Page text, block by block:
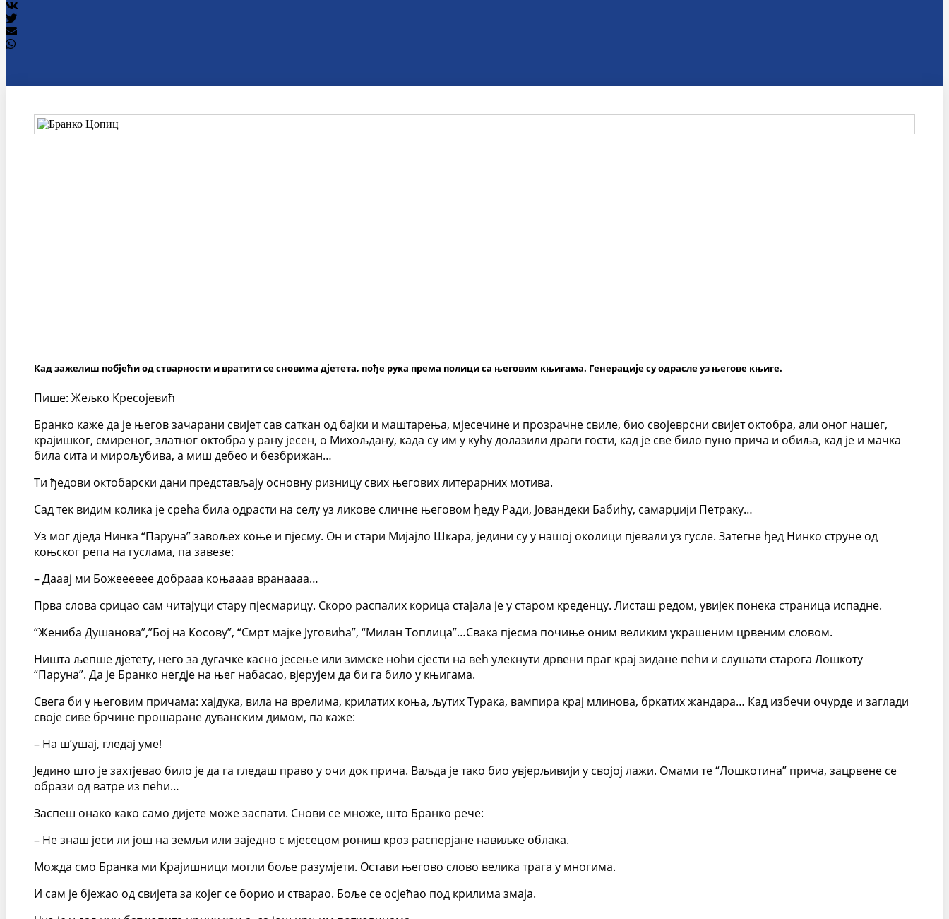
Кад зажелиш побјећи од стварности и вратити се сновима дјетета, пође рука према полици са његовим књигама. Генерације су одрасле уз његове књиге.
Пише: Жељко Кресојевић
Бранко каже да је његов зачарани свијет сав саткан од бајки и маштарења, мјесечине и прозрачне свиле, био својеврсни свијет октобра, али оног нашег,
крајишког, смиреног, златног октобра у рану јесен, о Михољдану, када су им у кућу долазили драги гости, кад је све било пуно прича и обиља, кад је и мачка
била сита и мирољубива, а миш дебео и безбрижан…
Ти ђедови октобарски дани представљају основну ризницу свих његових литерарних мотива.
Сад тек видим колика је срећа била одрасти на селу уз ликове сличне његовом ђеду Ради, Јовандеки Бабићу, самарџији Петраку…
Уз мог дједа Нинка “Паруна” завољех коње и пјесму. Он и стари Мијајло Шкара, једини су у нашој околици пјевали уз гусле. Затегне ђед Нинко струне од
коњског репа на гуслама, па завезе:
– Дааај ми Божееееее добрааа коњаааа вранаааа…
Прва слова срицао сам читајуци стару пјесмарицу. Скоро распалих корица стајала је у старом креденцу. Листаш редом, увијек понека страница испадне.
“Жениба Душанова”,”Бој на Косову”, “Смрт мајке Југовића”, “Милан Топлица”…Свака пјесма почиње оним великим украшеним црвеним словом.
Ништа љепше дјетету, него за дугачке касно јесење или зимске ноћи сјести на већ улекнути дрвени праг крај зидане пећи и слушати старога Лошкоту
“Паруна”. Да је Бранко негдје на њег набасао, вјерујем да би га било у књигама.
Свега би у његовим причама: хајдука, вила на врелима, крилатих коња, љутих Турака, вампира крај млинова, бркатих жандара… Кад избечи очурде и заглади
своје сиве брчине прошаране дуванским димом, па каже:
– На ш’ушај, гледај уме!
Једино што је захтјевао било је да га гледаш право у очи док прича. Ваљда је тако био увјерљивији у својој лажи. Омами те “Лошкотина” прича, зацрвене се
образи од ватре из пећи…
Заспеш онако како само дијете може заспати. Снови се множе, што Бранко рече:
– Не знаш јеси ли још на земљи или заједно с мјесецом рониш кроз расперјане навиљке облака.
Можда смо Бранка ми Крајишници могли боље разумјети. Остави његово слово велика трага у многима.
И сам је бјежао од свијета за којег се борио и стварао. Боље се осјећао под крилима змаја.